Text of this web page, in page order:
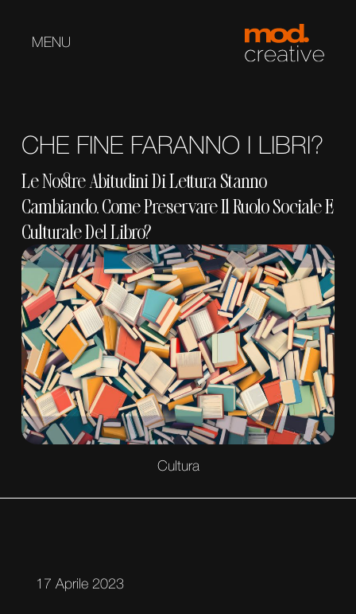
MENU
CHE FINE FARANNO I LIBRI?
Le Nostre Abitudini Di Lettura Stanno
Cambiando. Come Preservare Il Ruolo Sociale E
Culturale Del Libro?
Cultura
17 Aprile 2023